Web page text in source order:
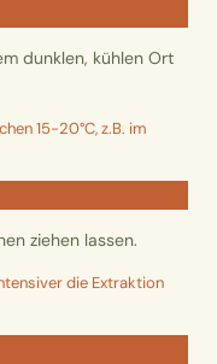
dunklen, kühlen Ort
15-20°C, z.B. im
ziehen lassen.
die Extraktion